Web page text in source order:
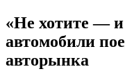
«Не хотите — и
автомобили
авторынка